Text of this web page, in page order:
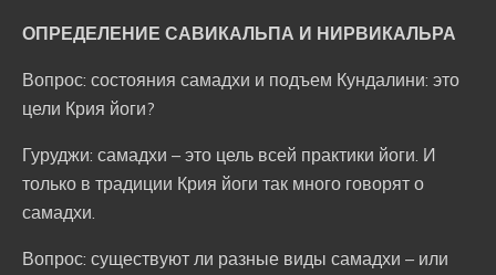
ОПРЕДЕЛЕНИЕ САВИКАЛЬПА И НИРВИКАЛЬРА
Вопрос: состояния самадхи и подъем Кундалини: это
цели Крия йоги?
Гуруджи: самадхи – это цель всей практики йоги. И
только в традиции Крия йоги так много говорят о
самадхи.
Вопрос: существуют ли разные виды самадхи – или